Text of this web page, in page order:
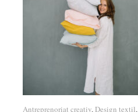
Antreprenoriat creativ,Design textil,
Antreprenoriat creativ Design textil